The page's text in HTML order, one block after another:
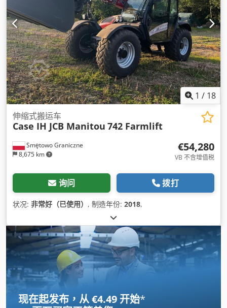
1 / 18
Smętowo Graniczne
8,675 km
伸缩式搬运车
Case IH JCB Manitou 742 Farmlift
€54,280
VB 不含增值税
询问 拨打
状况: 非常好（已使用） , 制造年份: 2018,
现在起发布，从 €4.49 开始*